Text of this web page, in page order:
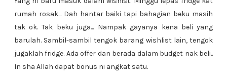
rumah rosak... Dah hantar baiki tapi bahagian beku masih
tak ok. Tak beku juga... Nampak gayanya kena beli yang
barulah. Sambil-sambil tengok barang wishlist lain, tengok
jugaklah fridge. Ada offer dan berada dalam budget nak beli..
In sha Allah dapat bonus ni angkat satu.